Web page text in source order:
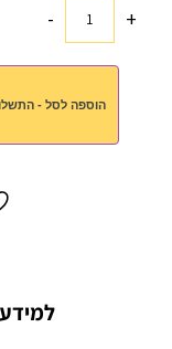
+כמות
-
הוספה לסל - התשלום מתבצע טלפונית